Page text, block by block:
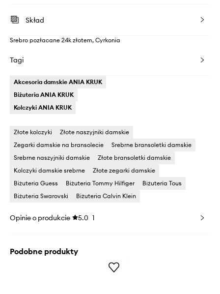
Skład
Srebro pozłacane 24k złotem, Cyrkonia
Tagi
Akcesoria damskie ANIA KRUK
Biżuteria ANIA KRUK
Kolczyki ANIA KRUK
Złote kolczyki
Złote naszyjniki damskie
Zegarki damskie na bransolecie
Srebrne bransoletki damskie
Srebrne naszyjniki damskie
Złote bransoletki damskie
Kolczyki damskie srebrne
Złote zegarki damskie
Biżuteria Guess
Biżuteria Tommy Hilfiger
Biżuteria Tous
Biżuteria Swarovski
Biżuteria Calvin Klein
Opinie o produkcie 5.0 1
Podobne produkty